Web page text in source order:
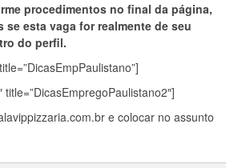
procedimentos no final da página,
esta vaga for realmente de seu
do perfil.
e colocar no assunto